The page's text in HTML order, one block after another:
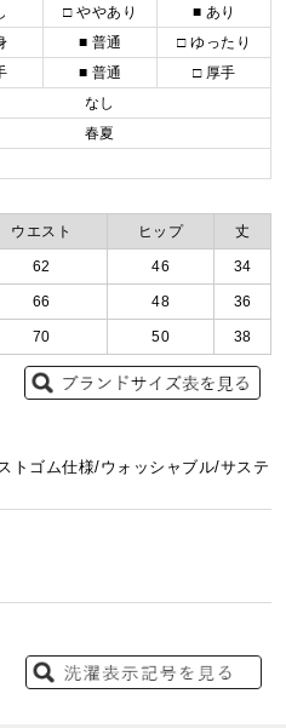
□ ややあり
■ あり
■ 普通
□ ゆったり
■ 普通
□ 厚手
なし
春夏
ウエスト ヒップ 丈
62 46 34
66 48 36
70 50 38
トゴム仕様/ウォッシャブル/サステ